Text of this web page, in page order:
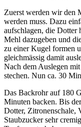
Zuerst werden wir den
werden muss. Dazu
aufschlagen, die Dotter
Mehl dazugeben und
zu einer Kugel formen
gleichmässig damit
Nach dem Auslegen
stechen. Nun ca. 30
Das Backrohr auf 180
Minuten backen. Bis
Dotter, Zitronenschale,
Staubzucker sehr